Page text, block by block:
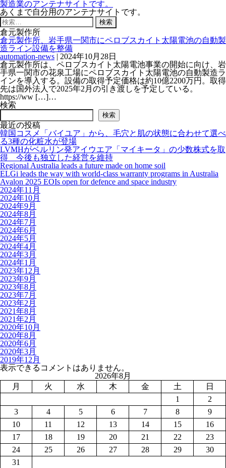
製造業のアンテナサイトです。
あくまで自分用のアンテナサイトです。
検
索:
倉元製作所
倉元製作所、岩手県一関市にペロブスカイト太陽電池の自動製
造ライン設備を整備
automation-news | 2024年10月28日
倉元製作所は、ペロブスカイト太陽電池事業の開始に向け、岩
手県一関市の花泉工場にペロブスカイト太陽電池の自動製造ラ
インを導入する。設備の取得予定価格は約10億2200万円。取得
先は国外法人で2025年2月の引き渡しを予定している。
https://ww […]…
検索
検索
最近の投稿
韓国コスメ「バイユア」から、毛穴と肌の状態に合わせて選べ
る3種の化粧水が登場
LVMHがベルリン発アイウエア「マイキータ」の少数株式を取
得 今後も独立した経営を維持
Regional Australia leads a future made on home soil
ELGi leads the way with world-class warranty programs in Australia
Avalon 2025 EOIs open for defence and space industry
2024年11月
2024年10月
2024年9月
2024年8月
2024年7月
2024年6月
2024年5月
2024年4月
2024年3月
2024年1月
2023年12月
2023年9月
2023年8月
2023年7月
2023年2月
2021年8月
2021年2月
2020年10月
2020年8月
2020年6月
2020年3月
2019年12月
表示できるコメントはありません。
2026年8月
月
火 水 木 金 土
日
1
2
3
4 5 6 7 8
9
10
11 12 13 14 15
16
17
18 19 20 21 22
23
24
25 26 27 28 29
30
31